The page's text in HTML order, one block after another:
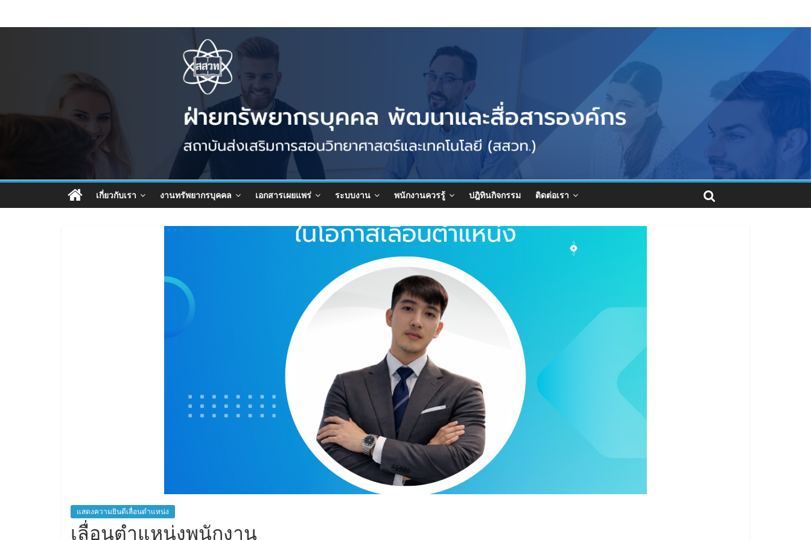
เกี่ยวกับเรา งานทรัพยากรบุคคล เอกสารเผยแพร่ ระบบงาน พนักงานควรรู้ ปฎิทินกิจกรรม ติดต่อเรา
แสดงความยินดีเลื่อนตำแหน่ง
เลื่อนตำแหน่งพนักงาน